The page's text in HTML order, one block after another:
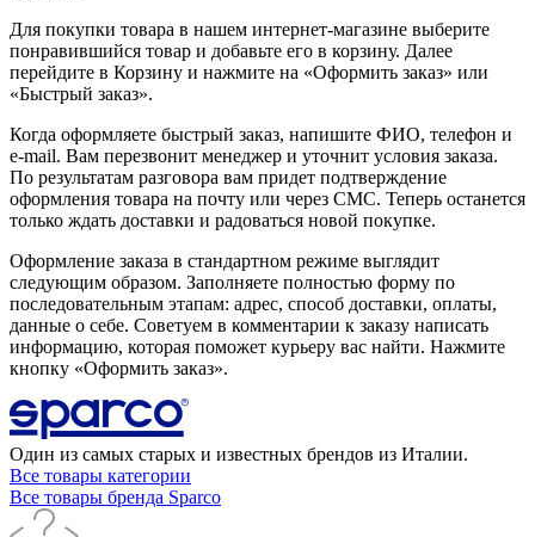
Для покупки товара в нашем интернет-магазине выберите
понравившийся товар и добавьте его в корзину. Далее
перейдите в Корзину и нажмите на «Оформить заказ» или
«Быстрый заказ».
Когда оформляете быстрый заказ, напишите ФИО, телефон и
e-mail. Вам перезвонит менеджер и уточнит условия заказа.
По результатам разговора вам придет подтверждение
оформления товара на почту или через СМС. Теперь останется
только ждать доставки и радоваться новой покупке.
Оформление заказа в стандартном режиме выглядит
следующим образом. Заполняете полностью форму по
последовательным этапам: адрес, способ доставки, оплаты,
данные о себе. Советуем в комментарии к заказу написать
информацию, которая поможет курьеру вас найти. Нажмите
кнопку «Оформить заказ».
Один из самых старых и известных брендов из Италии.
Все товары категории
Все товары бренда Sparco